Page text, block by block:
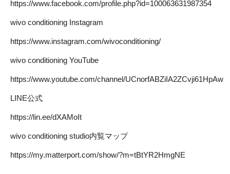
https://www.facebook.com/profile.php?id=100063631987354
wivo conditioning Instagram
https://www.instagram.com/wivoconditioning/
wivo conditioning YouTube
https://www.youtube.com/channel/UCnorfABZiIA2ZCvji61HpAw
LINE公式
https://lin.ee/dXAMoIt
wivo conditioning studio内覧マップ
https://my.matterport.com/show/?m=tBtYR2HmgNE